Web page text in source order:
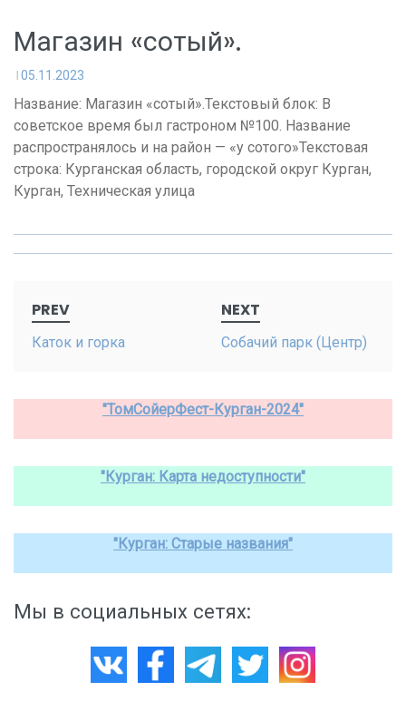
Магазин «сотый».
05.11.2023
Название: Магазин «сотый».Текстовый блок: В
советское время был гастроном №100. Название
распространялось и на район — «у сотого»Текстовая
строка: Курганская область, городской округ Курган,
Курган, Техническая улица
navigation
PREV
Каток и горка
NEXT
Собачий парк (Центр)
"ТомСойерФест-Курган-2024"
"Курган: Карта недоступности"
"Курган: Старые названия"
Мы в социальных сетях: